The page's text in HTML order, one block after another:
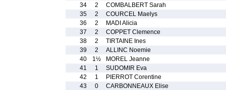
34
2
COMBALBERT Sarah
35
2
COURCEL Maelys
36
2
MADI Alicia
37
2
COPPET Clemence
38
2
TIRTAINE Ines
39
2
ALLINC Noemie
40
1½
MOREL Jeanne
41
1
SUDOMIR Eva
42
1
PIERROT Corentine
43
0 CARBONNEAUX Elise